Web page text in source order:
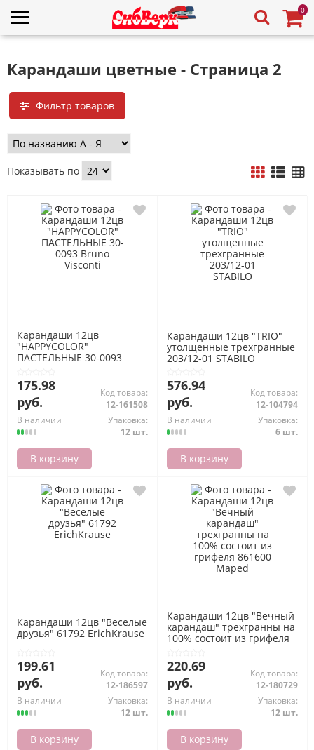
0
Карандаши цветные - Страница 2
Фильтр товаров
Показывать по
Карандаши 12цв
"HAPPYCOLOR"
ПАСТЕЛЬНЫЕ 30-0093
175.98
руб.
Код товара:
12-161508
В наличии
Упаковка:
12 шт.
В корзину
Карандаши 12цв "TRIO"
утолщенные трехгранные
203/12-01 STABILO
576.94
руб.
Код товара:
12-104794
В наличии
Упаковка:
6 шт.
В корзину
Карандаши 12цв "Веселые
друзья" 61792 ErichKrause
199.61
руб.
Код товара:
12-186597
В наличии
Упаковка:
12 шт.
В корзину
Карандаши 12цв "Вечный
карандаш" трехгранны на
100% состоит из грифеля
220.69
руб.
Код товара:
12-180729
В наличии
Упаковка:
12 шт.
В корзину